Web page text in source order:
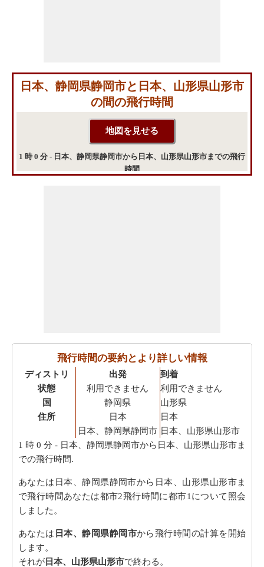
日本、静岡県静岡市と日本、山形県山形市
の間の飛行時間
1 時 0 分 - 日本、静岡県静岡市から日本、山形県山形市までの飛行
時間
飛行時間の要約とより詳しい情報
ディストリ
状態
国
住所
出発
利用できません
静岡県
日本
日本、静岡県静岡市
到着
利用できません
山形県
日本
日本、山形県山形市
1 時 0 分 - 日本、静岡県静岡市から日本、山形県山形市ま
での飛行時間.
あなたは日本、静岡県静岡市から日本、山形県山形市ま
で飛行時間あなたは都市2飛行時間に都市1について照会
しました。
あなたは 日本、静岡県静岡市から飛行時間の計算を開始
します。
それが 日本、山形県山形市で終わる。